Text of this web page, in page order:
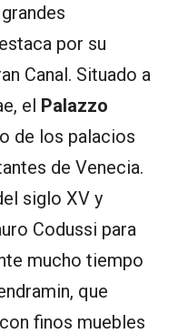
por su
Canal. Situado a
el Palazzo
de los palacios
de Venecia.
siglo XV y
Codussi para
mucho tiempo
que
finos muebles